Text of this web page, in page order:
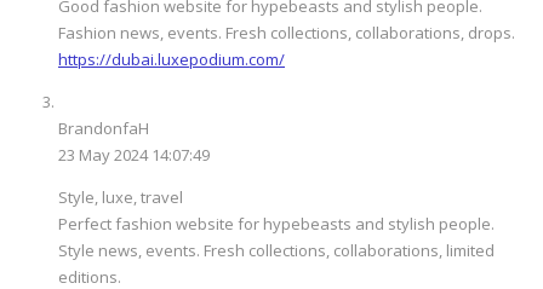
Good fashion website for hypebeasts and stylish people.
Fashion news, events. Fresh collections, collaborations, drops.
https://dubai.luxepodium.com/
BrandonfaH
23 May 2024 14:07:49
Style, luxe, travel
Perfect fashion website for hypebeasts and stylish people.
Style news, events. Fresh collections, collaborations, limited
editions.